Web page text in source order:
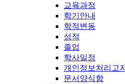
교육과정
학기안내
학적변동
성적
졸업
학사일정
개인정보처리고지
문서양식함